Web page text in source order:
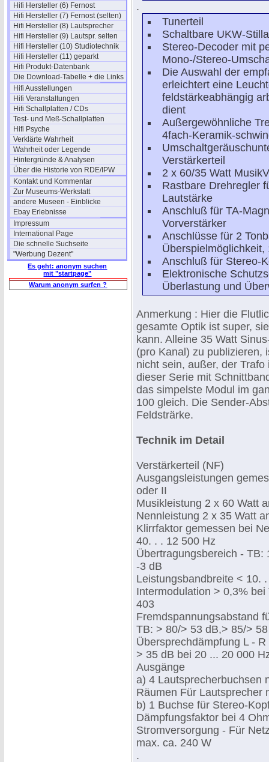
Hifi Hersteller (6) Fernost
Hifi Hersteller (7) Fernost (selten)
Hifi Hersteller (8) Lautsprecher
Hifi Hersteller (9) Lautspr. selten
Hifi Hersteller (10) Studiotechnik
Hifi Hersteller (11) geparkt
Hifi Produkt-Datenbank
Die Download-Tabelle + die Links
Hifi Ausstellungen
Hifi Veranstaltungen
Hifi Schallplatten / CDs
Test- und Meß-Schallplatten
Hifi Psyche
Verklärte Wahrheit
Wahrheit oder Legende
Hintergründe & Analysen
Über die Historie von RDE/IPW
Kontakt und Kommentar
Zur Museums-Werkstatt
andere Museen - Einblicke
Ebay Erlebnisse
Impressum
International Page
Die schnelle Suchseite
"Werbung Dezent"
Es geht: anonym suchen
mit "startpage"
Warum anonym surfen ?
.
Tunerteil
Schaltbare UKW-
Stereo-Decoder mit
Mono-/Stereo-
Die Auswahl der
erleichtert eine
feldstärkeabhängig
dient
Außergewöhnliche
4fach-Keramik-
Verstärkerteil
2 x 60/35 Watt
Rastbare Drehregler
Lautstärke
Anschluß für TA-
Vorverstärker
Anschlüsse für 2
Anschluß für Stereo-
Elektronische
Überlastung und
Anmerkung : Hier die
gesamte Optik ist super,
kann. Alleine 35 Watt
(pro Kanal) zu publizieren,
nicht sein, außer, der
dieser Serie mit
das simpelste Modul im
100 gleich. Die Sender-
Feldsträrke.
Technik im Detail
Verstärkerteil (NF)
Ausgangsleistungen
oder II
Musikleistung 2 x 60 Watt
Nennleistung 2 x 35 Watt
Klirrfaktor gemessen bei
40. . . 12 500 Hz
Übertragungsbereich - TB:
-3 dB
Leistungsbandbreite < 10.
Intermodulation > 0,3%
403
Fremdspannungsabstand
TB: > 80/> 53 dB,> 85/>
Übersprechdämpfung L -
> 35 dB bei 20 ... 20 000
Ausgänge
a) 4 Lautsprecherbuchsen
Räumen Für Lautsprecher
b) 1 Buchse für Stereo-
Dämpfungsfaktor bei 4
Stromversorgung - Für
max. ca. 240 W
.